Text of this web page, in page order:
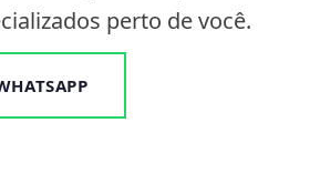
perto de você.